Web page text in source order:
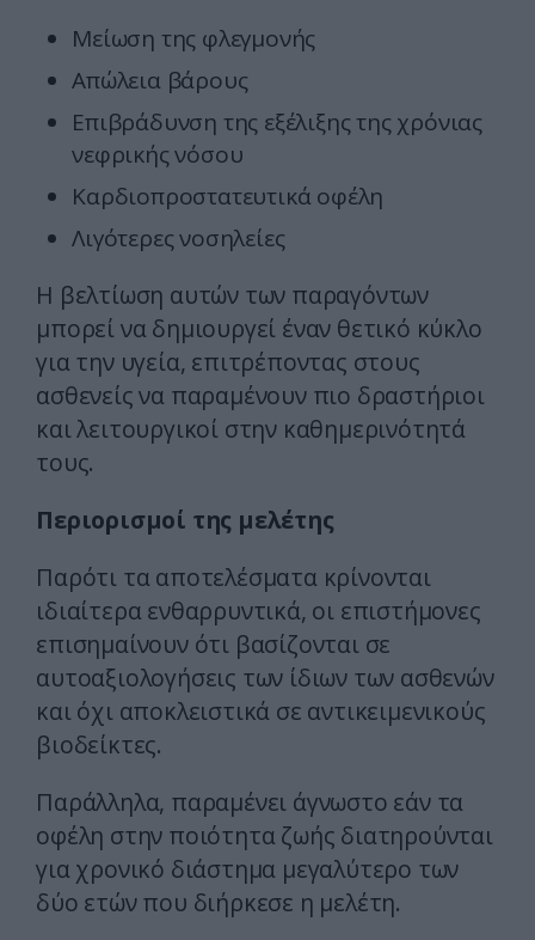
Μείωση της φλεγμονής
Απώλεια βάρους
Επιβράδυνση της εξέλιξης της χρόνιας
νεφρικής νόσου
Καρδιοπροστατευτικά οφέλη
Λιγότερες νοσηλείες
Η βελτίωση αυτών των παραγόντων
μπορεί να δημιουργεί έναν θετικό κύκλο
για την υγεία, επιτρέποντας στους
ασθενείς να παραμένουν πιο δραστήριοι
και λειτουργικοί στην καθημερινότητά
τους.
Περιορισμοί της μελέτης
Παρότι τα αποτελέσματα κρίνονται
ιδιαίτερα ενθαρρυντικά, οι επιστήμονες
επισημαίνουν ότι βασίζονται σε
αυτοαξιολογήσεις των ίδιων των ασθενών
και όχι αποκλειστικά σε αντικειμενικούς
βιοδείκτες.
Παράλληλα, παραμένει άγνωστο εάν τα
οφέλη στην ποιότητα ζωής διατηρούνται
για χρονικό διάστημα μεγαλύτερο των
δύο ετών που διήρκεσε η μελέτη.